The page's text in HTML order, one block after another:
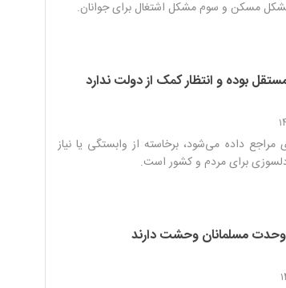
مسکن و سوم مشکل اشتغال برای جوانان.‌
بوده و انتظار کمک از دولت ندارد
داده می‌شود، برخاسته از وابستگی یا نیاز
برای مردم و کشور است.‌
وحدت مسلمانان وحشت دارند